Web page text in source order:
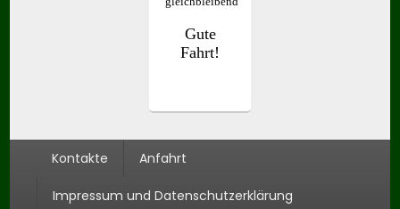
Kontakte Anfahrt
Impressum und Datenschutzerklärung